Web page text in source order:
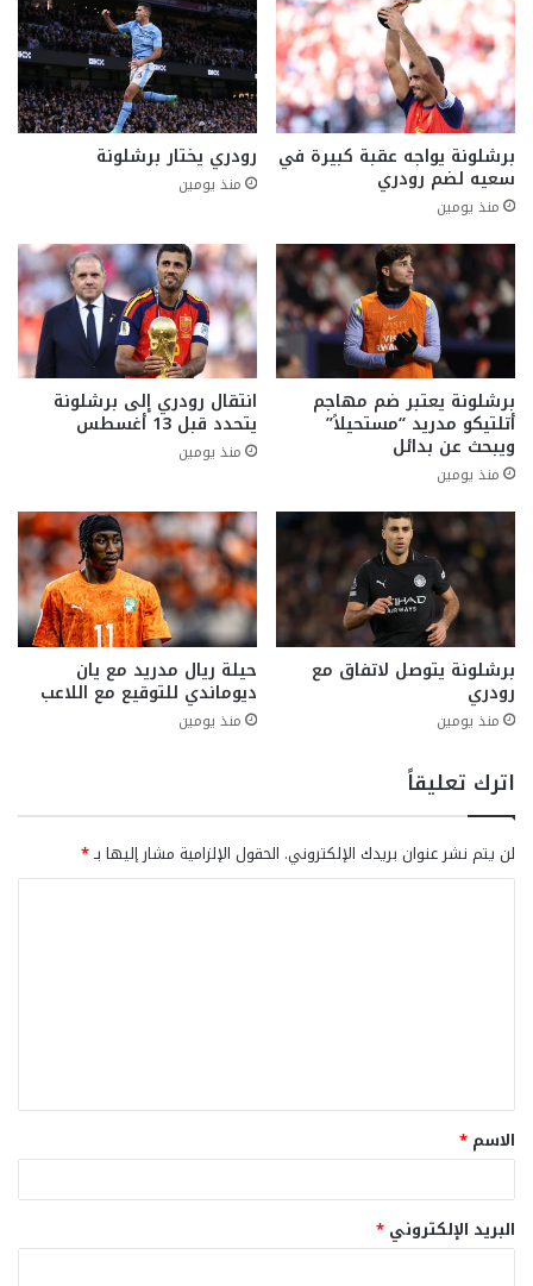
برشلونة يواجه عقبة كبيرة في
سعيه لضم رودري
منذ يومين
رودري يختار برشلونة
منذ يومين
برشلونة يعتبر ضم مهاجم
أتلتيكو مدريد “مستحيلاً”
ويبحث عن بدائل
منذ يومين
انتقال رودري إلى برشلونة
يتحدد قبل 13 أغسطس
منذ يومين
برشلونة يتوصل لاتفاق مع
رودري
منذ يومين
حيلة ريال مدريد مع يان
ديوماندي للتوقيع مع اللاعب
منذ يومين
اترك تعليقاً
لن يتم نشر عنوان بريدك الإلكتروني. الحقول الإلزامية مشار إليها بـ*
ق
*
الاسم *
البريد الإلكتروني *